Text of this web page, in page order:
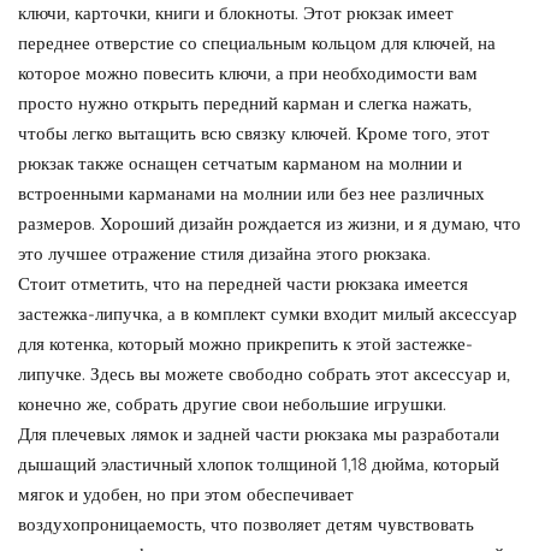
ключи, карточки, книги и блокноты. Этот рюкзак имеет
переднее отверстие со специальным кольцом для ключей, на
которое можно повесить ключи, а при необходимости вам
просто нужно открыть передний карман и слегка нажать,
чтобы легко вытащить всю связку ключей. Кроме того, этот
рюкзак также оснащен сетчатым карманом на молнии и
встроенными карманами на молнии или без нее различных
размеров. Хороший дизайн рождается из жизни, и я думаю, что
это лучшее отражение стиля дизайна этого рюкзака.
Стоит отметить, что на передней части рюкзака имеется
застежка-липучка, а в комплект сумки входит милый аксессуар
для котенка, который можно прикрепить к этой застежке-
липучке. Здесь вы можете свободно собрать этот аксессуар и,
конечно же, собрать другие свои небольшие игрушки.
Для плечевых лямок и задней части рюкзака мы разработали
дышащий эластичный хлопок толщиной 1,18 дюйма, который
мягок и удобен, но при этом обеспечивает
воздухопроницаемость, что позволяет детям чувствовать